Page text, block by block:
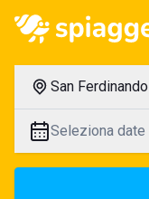
San Ferdinando
Seleziona date